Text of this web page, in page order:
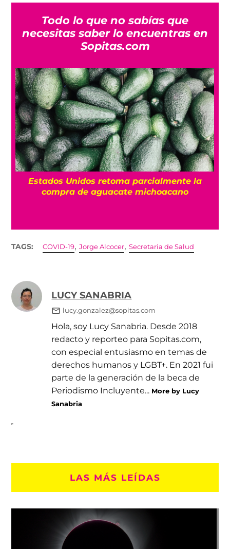
Todo lo que no sabías que
necesitas saber lo encuentras en
Sopitas.com
Estados Unidos retoma parcialmente la
compra de aguacate michoacano
TAGS: COVID-19,Jorge Alcocer,Secretaria de Salud
LUCY SANABRIA
lucy.gonzalez@sopitas.com
Hola, soy Lucy Sanabria. Desde 2018
redacto y reporteo para Sopitas.com,
con especial entusiasmo en temas de
derechos humanos y LGBT+. En 2021 fui
parte de la generación de la beca de
Periodismo Incluyente... More by Lucy
Sanabria
LAS MÁS LEÍDAS